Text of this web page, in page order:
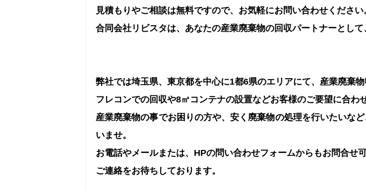
見積もりやご相談は無料ですので、お気軽にお問い合わせください
合同会社リビスタは、あなたの産業廃棄物の回収パートナーとして
弊社では埼玉県、東京都を中心に1都6県のエリアにて、産業廃棄
フレコンでの回収や8㎥コンテナの設置などお客様のご要望に合わ
産業廃棄物の事でお困りの方や、安く廃棄物の処理を行いたいな
いませ。
お電話やメールまたは、HPの問い合わせフォームからもお問合せ
ご連絡をお待ちしております。